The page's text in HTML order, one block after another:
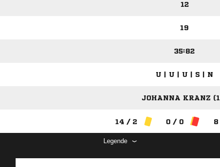
12
19
35:82
U | U | U | S | N
JOHANNA KRANZ
14 / 2 0 / 0
Legende